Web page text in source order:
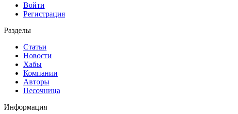
Войти
Регистрация
Разделы
Статьи
Новости
Хабы
Компании
Авторы
Песочница
Информация